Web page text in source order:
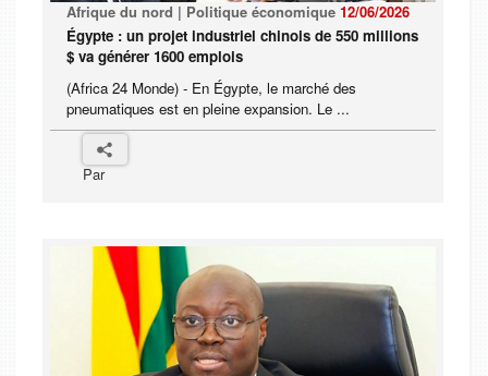
Afrique du nord | Politique économique 12/06/2026
Égypte : un projet industriel chinois de 550 millions
$ va générer 1600 emplois
(Africa 24 Monde) - En Égypte, le marché des
pneumatiques est en pleine expansion. Le ...
Par